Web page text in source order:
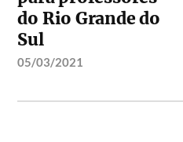
do Rio Grande do
Sul
05/03/2021